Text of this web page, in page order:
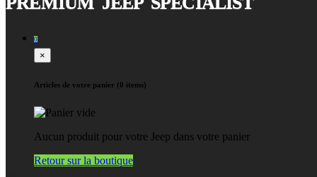
0
×
Articles de votre panier (0 items)
Aucun produit pour votre Jeep dans votre panier
Retour sur la boutique